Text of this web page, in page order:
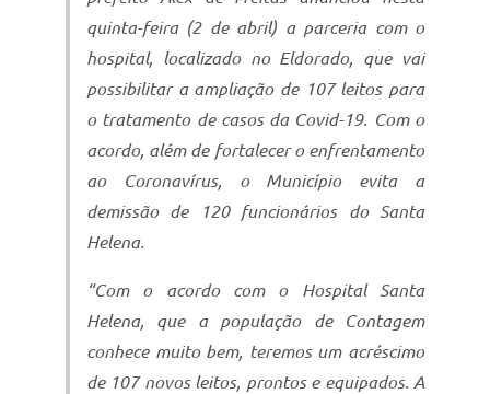
quinta-feira (2 de abril) a parceria com o
hospital, localizado no Eldorado, que vai
possibilitar a ampliação de 107 leitos para
o tratamento de casos da Covid-19. Com o
acordo, além de fortalecer o enfrentamento
ao Coronavírus, o Município evita a
demissão de 120 funcionários do Santa
Helena.
“Com o acordo com o Hospital Santa
Helena, que a população de Contagem
conhece muito bem, teremos um acréscimo
de 107 novos leitos, prontos e equipados. A